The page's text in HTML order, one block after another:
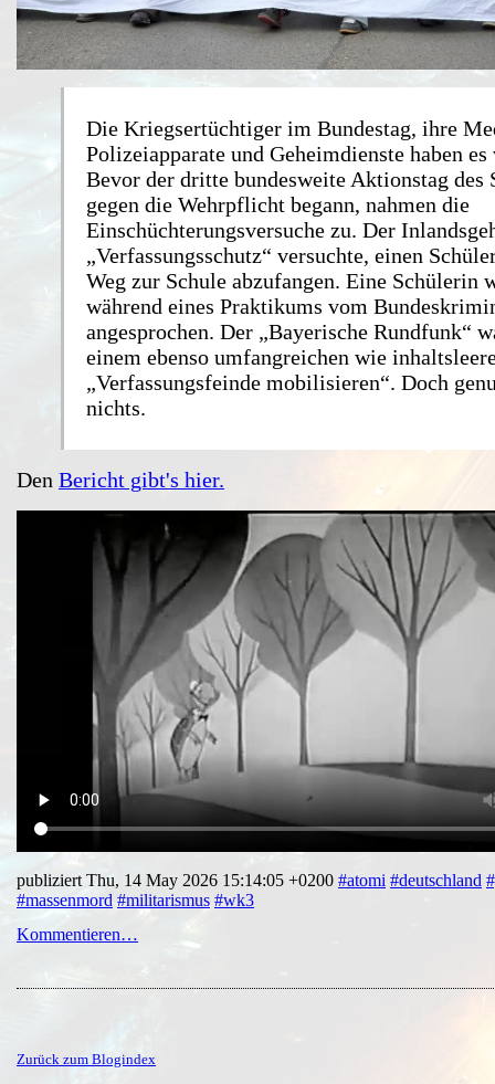
Die Kriegsertüchtiger im Bundestag, ihre
Polizeiapparate und Geheimdienste haben es
Bevor der dritte bundesweite Aktionstag des
gegen die Wehrpflicht begann, nahmen die
Einschüchterungsversuche zu. Der
„Verfassungsschutz“ versuchte, einen
Weg zur Schule abzufangen. Eine Schülerin
während eines Praktikums vom
angesprochen. Der „Bayerische Rundfunk“
einem ebenso umfangreichen wie
„Verfassungsfeinde mobilisieren“. Doch
nichts.
Den Bericht gibt's hier.
publiziert Thu, 14 May 2026 15:14:05 +0200 #atomi #deutschland
#massenmord #militarismus #wk3
Kommentieren…
Zurück zum Blogindex